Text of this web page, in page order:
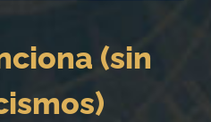
(sin